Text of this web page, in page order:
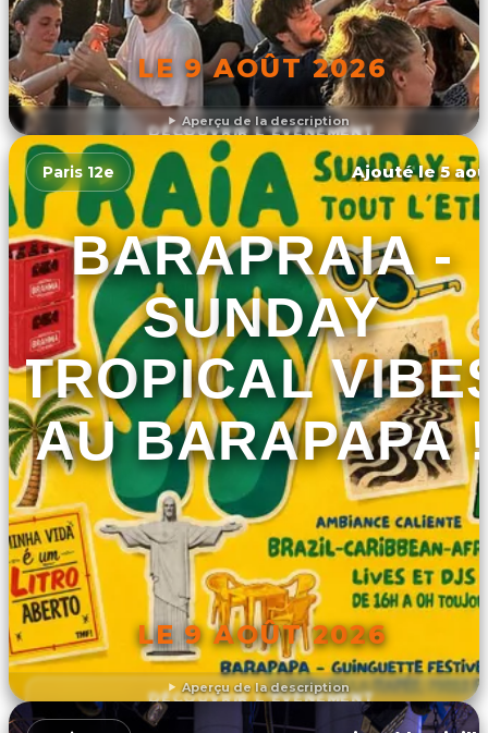
Aperçu de la description
LE 9 AOÛT 2026
DÉCOUVRIR L'ÉVÉNEMENT
Aperçu de la description
Paris 12e Ajouté le 5
BARAPRAIA -
SUNDAY
TROPICAL
AU BARAPAPA !
LE 9 AOÛT 2026
DÉCOUVRIR L'ÉVÉNEMENT